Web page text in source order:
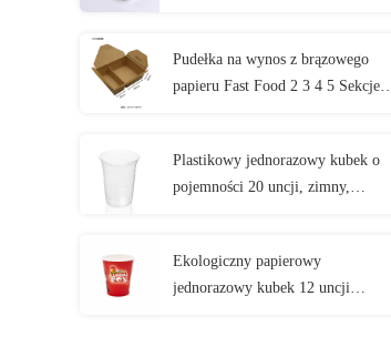
Pudełka na wynos z brązowego
papieru Fast Food 2 3 4 5 Sekcje
Plastikowy jednorazowy kubek o
pojemności 20 uncji, zimny,
Ekologiczny papierowy
jednorazowy kubek 12 uncji